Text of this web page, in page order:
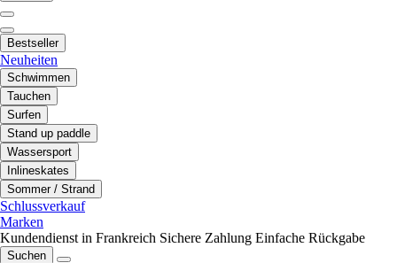
Bestseller
Neuheiten
Schwimmen
Tauchen
Surfen
Stand up paddle
Wassersport
Inlineskates
Sommer / Strand
Schlussverkauf
Marken
Kundendienst in Frankreich Sichere Zahlung Einfache Rückgabe
Suchen